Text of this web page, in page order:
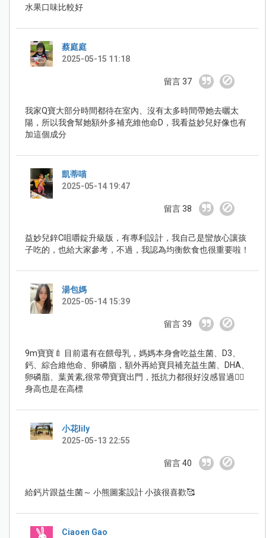
水果口味比較好
蔡庭庭
2025-05-15 11:18
留言 37
我家Q寶大部分時間都待在室內、沒有太多時間帶她去曬太
陽，所以我會幫她額外多補充維他命D，我看益妙兒好像也有
加這個成分
凱蒂喵
2025-05-14 19:47
留言 38
益妙兒鋅C咀嚼錠升級版，有專利設計，我自己是蠻放心讓孩
子吃的，也給大家參考，不過，我認為均衡飲食也很重要啦！
湯包媽
2025-05-14 15:39
留言 39
9m寶寶🍼 目前還有在餵母乳，媽媽本身會吃益生菌、D3、
鈣、綜合維他命、卵磷脂，額外再給寶貝補充益生菌、DHA、
卵磷脂、葉黃素,很常帶寶寶出門，抵抗力都很好沒感冒過👍🏻
身高也是在高標
小花lily
2025-05-13 22:55
留言 40
給鈣片跟益生菌～ 小熊圖案設計 小孩很喜歡🥰
Ciaoen Gao